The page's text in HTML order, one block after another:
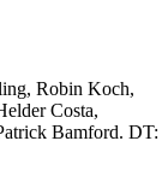
Robin Koch,
Costa,
Bamford. DT: